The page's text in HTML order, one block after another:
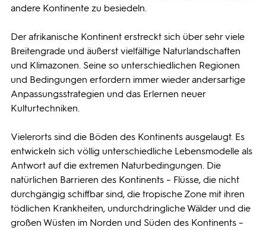
andere Kontinente zu besiedeln.
Der afrikanische Kontinent erstreckt sich über sehr viele
Breitengrade und äußerst vielfältige Naturlandschaften
und Klimazonen. Seine so unterschiedlichen Regionen
und Bedingungen erfordern immer wieder andersartige
Anpassungsstrategien und das Erlernen neuer
Kulturtechniken.
Vielerorts sind die Böden des Kontinents ausgelaugt. Es
entwickeln sich völlig unterschiedliche Lebensmodelle als
Antwort auf die extremen Naturbedingungen. Die
natürlichen Barrieren des Kontinents – Flüsse, die nicht
durchgängig schiffbar sind, die tropische Zone mit ihren
tödlichen Krankheiten, undurchdringliche Wälder und die
großen Wüsten im Norden und Süden des Kontinents –